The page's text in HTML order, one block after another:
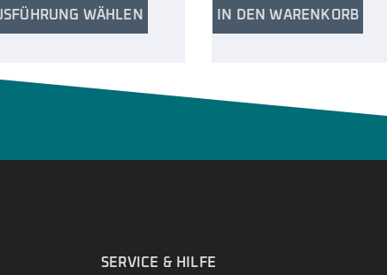
WÄHLEN IN DEN WARENKORB
SERVICE & HILFE